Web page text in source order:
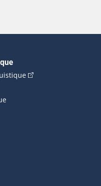
(Cet hyperlien